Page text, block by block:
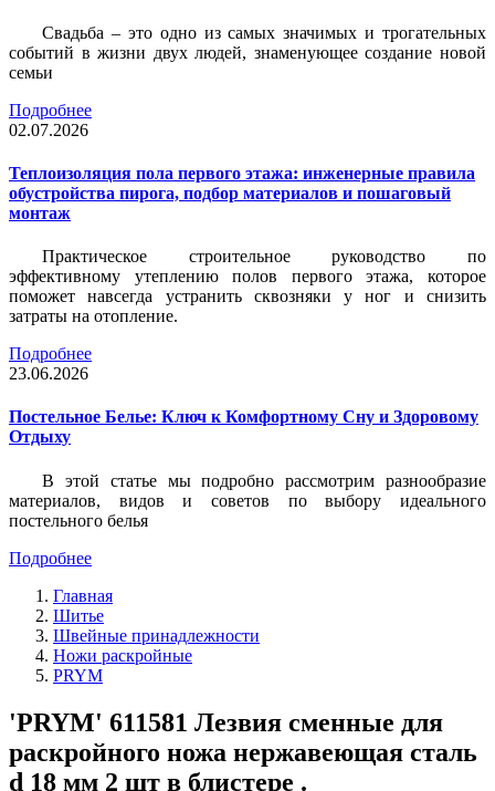
Свадьба – это одно из самых значимых и трогательных
событий в жизни двух людей, знаменующее создание новой
семьи
Подробнее
02.07.2026
Теплоизоляция пола первого этажа: инженерные правила
обустройства пирога, подбор материалов и пошаговый
монтаж
Практическое строительное руководство по
эффективному утеплению полов первого этажа, которое
поможет навсегда устранить сквозняки у ног и снизить
затраты на отопление.
Подробнее
23.06.2026
Постельное Белье: Ключ к Комфортному Сну и Здоровому
Отдыху
В этой статье мы подробно рассмотрим разнообразие
материалов, видов и советов по выбору идеального
постельного белья
Подробнее
Главная
Шитье
Швейные принадлежности
Ножи раскройные
PRYM
'PRYM' 611581 Лезвия сменные для
раскройного ножа нержавеющая сталь
d 18 мм 2 шт в блистере .